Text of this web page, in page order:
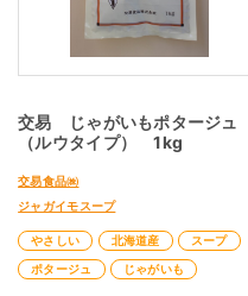
交易 じゃがいもポタージュ
（ルウタイプ） 1kg
交易食品㈱
ジャガイモスープ
やさしい 北海道産
スープ
ポタージュ
じゃがいも